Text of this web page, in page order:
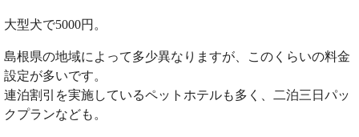
大型犬で5000円。
島根県の地域によって多少異なりますが、このくらいの料金
設定が多いです。
連泊割引を実施しているペットホテルも多く、二泊三日パッ
クプランなども。